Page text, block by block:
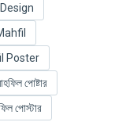
Poster
পোষ্টার
পোস্টার